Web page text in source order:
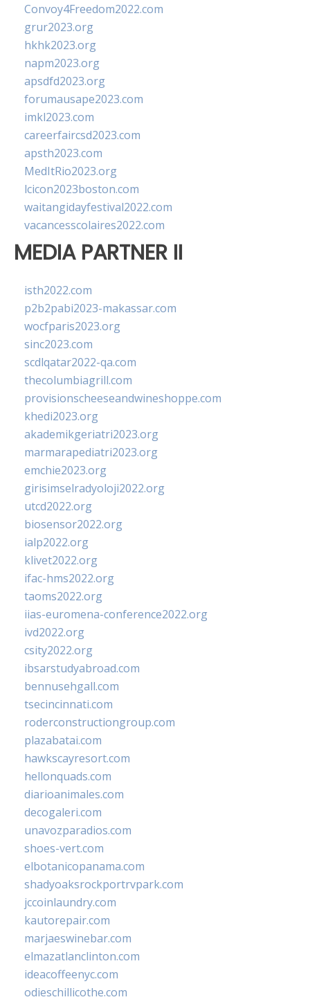
Convoy4Freedom2022.com
grur2023.org
hkhk2023.org
napm2023.org
apsdfd2023.org
forumausape2023.com
imkl2023.com
careerfaircsd2023.com
apsth2023.com
MedItRio2023.org
lcicon2023boston.com
waitangidayfestival2022.com
vacancesscolaires2022.com
MEDIA PARTNER II
isth2022.com
p2b2pabi2023-makassar.com
wocfparis2023.org
sinc2023.com
scdlqatar2022-qa.com
thecolumbiagrill.com
provisionscheeseandwineshoppe.com
khedi2023.org
akademikgeriatri2023.org
marmarapediatri2023.org
emchie2023.org
girisimselradyoloji2022.org
utcd2022.org
biosensor2022.org
ialp2022.org
klivet2022.org
ifac-hms2022.org
taoms2022.org
iias-euromena-conference2022.org
ivd2022.org
csity2022.org
ibsarstudyabroad.com
bennusehgall.com
tsecincinnati.com
roderconstructiongroup.com
plazabatai.com
hawkscayresort.com
hellonquads.com
diarioanimales.com
decogaleri.com
unavozparadios.com
shoes-vert.com
elbotanicopanama.com
shadyoaksrockportrvpark.com
jccoinlaundry.com
kautorepair.com
marjaeswinebar.com
elmazatlanclinton.com
ideacoffeenyc.com
odieschillicothe.com